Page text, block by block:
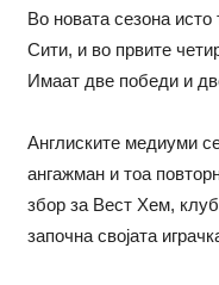
Во новата сезона
Сити, и во првите
Имаат две победи и
Англиските медиуми
ангажман и тоа
збор за Вест Хем,
започна својата